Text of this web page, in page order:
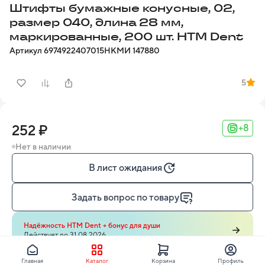
Штифты бумажные конусные, 02,
размер 040, длина 28 мм,
маркированные, 200 шт. HTM Dent
Артикул 6974922407015НКМИ 147880
5
252 ₽ +8
Нет в наличии
В лист ожидания
Задать вопрос по товару
Надёжность НТМ Dent + бонус для души
Действует до 31.08.2026
Узнайте о способах доставки
Главная Каталог Корзина Профиль